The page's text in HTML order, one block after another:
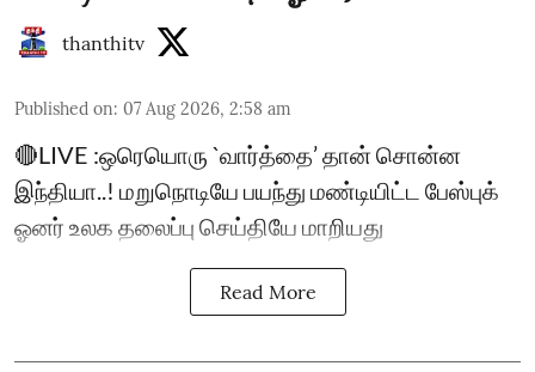
thanthitv
Published on: 07 Aug 2026, 2:58 am
🔴LIVE :ஒரெயொரு `வார்த்தை’ தான் சொன்ன
இந்தியா..! மறுநொடியே பயந்து மண்டியிட்ட பேஸ்புக்
ஓனர் உலக தலைப்பு செய்தியே மாறியது
Read More